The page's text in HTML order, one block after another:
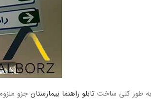
به طور کلی ساخت تابلو راهنما بیمارستان جزو